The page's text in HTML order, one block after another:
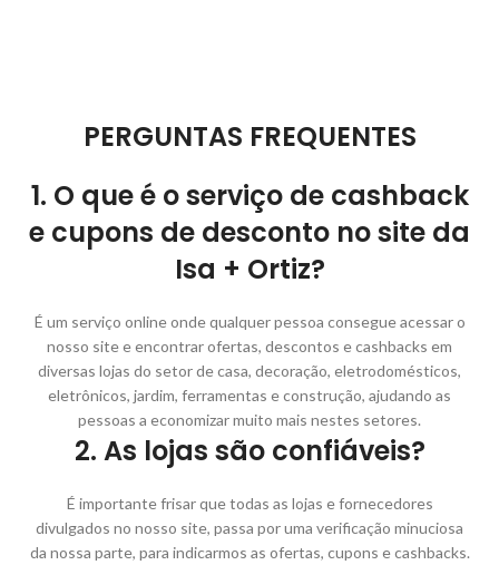
PERGUNTAS FREQUENTES
1. O que é o serviço de cashback
e cupons de desconto no site da
Isa + Ortiz?
É um serviço online onde qualquer pessoa consegue acessar o
nosso site e encontrar ofertas, descontos e cashbacks em
diversas lojas do setor de casa, decoração, eletrodomésticos,
eletrônicos, jardim, ferramentas e construção, ajudando as
pessoas a economizar muito mais nestes setores.
2. As lojas são confiáveis?
É importante frisar que todas as lojas e fornecedores
divulgados no nosso site, passa por uma verificação minuciosa
da nossa parte, para indicarmos as ofertas, cupons e cashbacks.